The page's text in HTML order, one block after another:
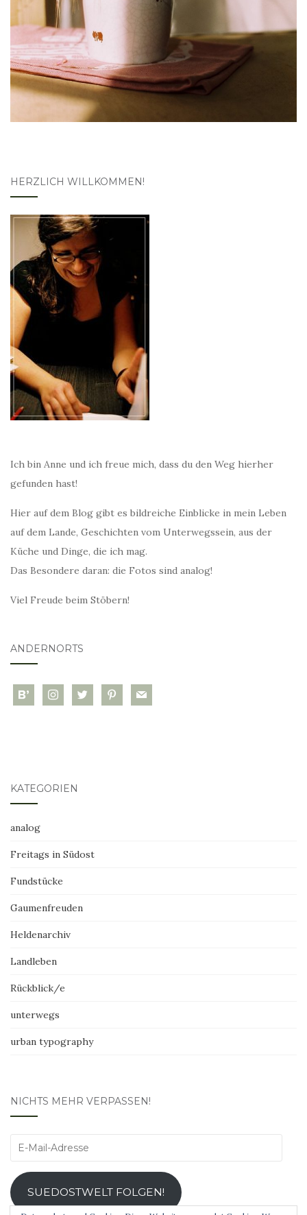
HERZLICH WILLKOMMEN!
Ich bin Anne und ich freue mich, dass du den Weg hierher
gefunden hast!
Hier auf dem Blog gibt es bildreiche Einblicke in mein Leben
auf dem Lande, Geschichten vom Unterwegssein, aus der
Küche und Dinge, die ich mag.
Das Besondere daran: die Fotos sind analog!
Viel Freude beim Stöbern!
ANDERNORTS
bloglovininstagramtwitter pinterest
mail
KATEGORIEN
analog
Freitags in Südost
Fundstücke
Gaumenfreuden
Heldenarchiv
Landleben
Rückblick/e
unterwegs
urban typography
NICHTS MEHR VERPASSEN!
E-
Adresse
SUEDOSTWELT FOLGEN!